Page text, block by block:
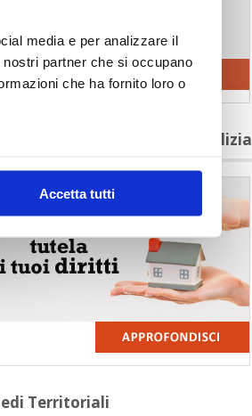
media e per analizzare il
partner che si occupano
che ha fornito loro o
Accetta tutti
5 ragioni per aderire a Confedilizia
Territoriali